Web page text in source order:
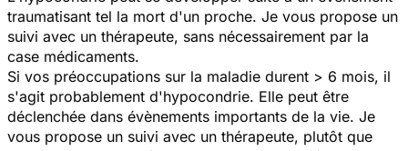
traumatisant tel la mort d'un proche. Je vous propose un
suivi avec un thérapeute, sans nécessairement par la
case médicaments.
Si vos préoccupations sur la maladie durent > 6 mois, il
s'agit probablement d'hypocondrie. Elle peut être
déclenchée dans évènements importants de la vie. Je
vous propose un suivi avec un thérapeute, plutôt que